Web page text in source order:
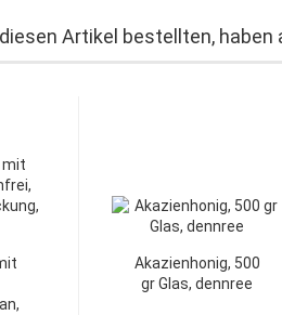
Artikel bestellten,
Akazienhonig, 500
gr Glas, dennree